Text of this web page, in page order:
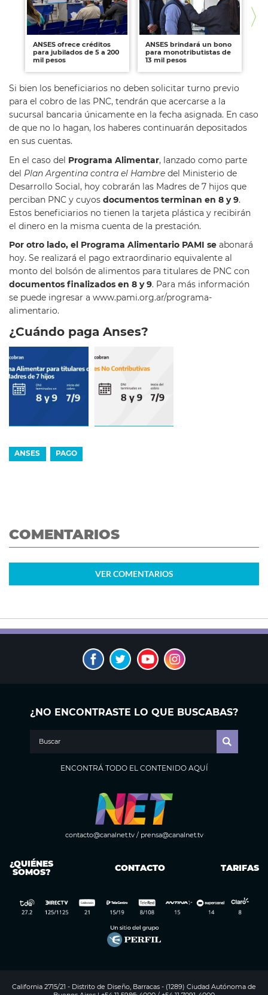
ANSES ofrece créditos
para jubilados de 5 a 200
mil pesos
ANSES brindará un bono
para monotributistas de
13 mil pesos
Si bien los beneficiarios no deben solicitar turno previo
para el cobro de las PNC, tendrán que acercarse a la
sucursal bancaria únicamente en la fecha asignada. En caso
de que no lo hagan, los haberes continuarán depositados
en sus cuentas.
En el caso del Programa Alimentar, lanzado como parte
del Plan Argentina contra el Hambre del Ministerio de
Desarrollo Social, hoy cobrarán las Madres de 7 hijos que
perciban PNC y cuyos documentos terminan en 8 y9.
Estos beneficiarios no tienen la tarjeta plástica y recibirán
el dinero en la misma cuenta de la prestación.
Por otro lado, el Programa Alimentario PAMI se abonará
hoy. Se realizará el pago extraordinario equivalente al
monto del bolsón de alimentos para titulares de PNC con
documentos finalizados en 8 y 9. Para más información
se puede ingresar a www.pami.org.ar/programa-
alimentario.
¿Cuándo paga Anses?
ANSES PAGO
COMENTARIOS
VER COMENTARIOS
¿NO ENCONTRASTE LO QUE BUSCABAS?
ENCONTRÁ TODO EL CONTENIDO AQUÍ
contacto@canalnet.tv/ prensa@canalnet.tv
¿QUIÉNES
SOMOS? CONTACTO TARIFAS
California 2715/21 - Distrito de Diseño, Barracas - (1289) Ciudad Autónoma de